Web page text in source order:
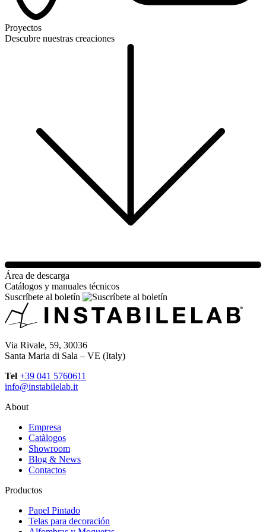
Proyectos
Descubre nuestras creaciones
Área de descarga
Catálogos y manuales técnicos
Suscríbete al boletín
Via Rivale, 59, 30036
Santa Maria di Sala – VE (Italy)
Tel +39 041 5760611
info@instabilelab.it
About
Empresa
Catàlogos
Showroom
Blog & News
Contactos
Productos
Papel Pintado
Telas para decoración